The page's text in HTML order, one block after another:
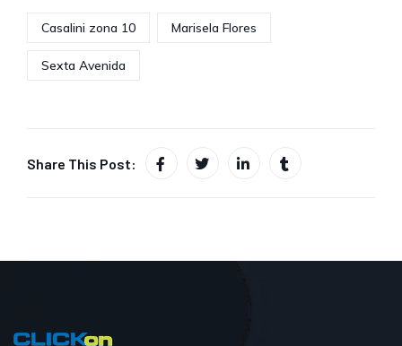
Casalini zona 10 Marisela Flores
Sexta Avenida
Share This Post: